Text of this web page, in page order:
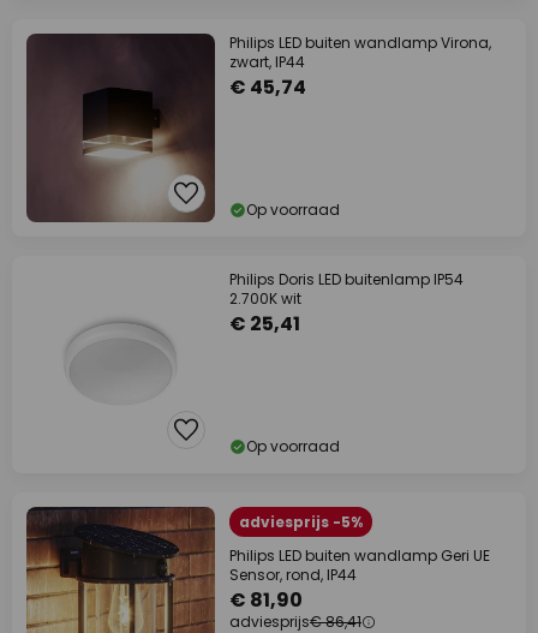
Philips LED buiten wandlamp Virona,
zwart, IP44
€ 45,74
Op voorraad
Philips Doris LED buitenlamp IP54
2.700K wit
€ 25,41
Op voorraad
adviesprijs -5%
Philips LED buiten wandlamp Geri UE
Sensor, rond, IP44
€ 81,90
adviesprijs€ 86,41